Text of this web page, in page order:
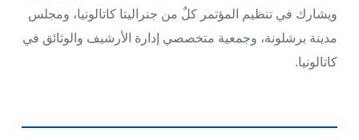
ويشارك في تنظيم المؤتمر كلٌ من جنراليتا كاتالونيا، ومجلس
مدينة برشلونة، وجمعية متخصصي إدارة الأرشيف والوثائق في
كاتالونيا.